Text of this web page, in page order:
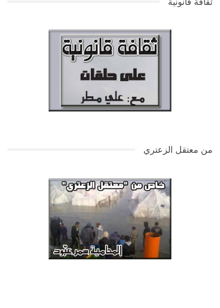
من معتقل الزعتري